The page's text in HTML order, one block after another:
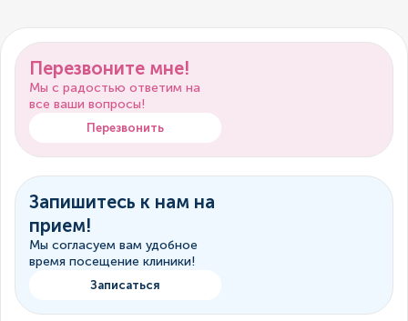
Перезвоните мне!
Мы с радостью ответим на
все ваши вопросы!
Перезвонить
Запишитесь к нам на
прием!
Мы согласуем вам удобное
время посещение клиники!
Записаться